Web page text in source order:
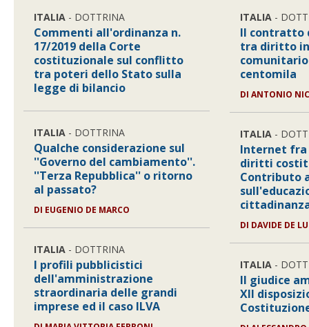
ITALIA - DOTTRINA
Commenti all'ordinanza n.
17/2019 della Corte
costituzionale sul conflitto
tra poteri dello Stato sulla
legge di bilancio
ITALIA - DOTTRINA
Qualche considerazione sul
''Governo del cambiamento''.
''Terza Repubblica'' o ritorno
al passato?
DI EUGENIO DE MARCO
ITALIA - DOTTRINA
I profili pubblicistici
dell'amministrazione
straordinaria delle grandi
imprese ed il caso ILVA
ITALIA -
Il contratto
tra diritto
centomila
DIANTONIO
ITALIA -
Internet fra
diritti
Contributo
DI DAVIDE DE
ITALIA -
Il giudice
XII